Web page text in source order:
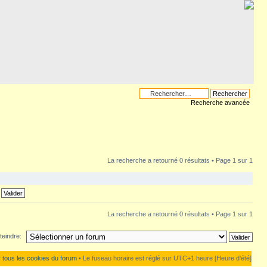
Recherche avancée
La recherche a retourné 0 résultats • Page 1 sur 1
La recherche a retourné 0 résultats • Page 1 sur 1
tous les cookies du forum • Le fuseau horaire est réglé sur UTC+1 heure [Heure d’été]